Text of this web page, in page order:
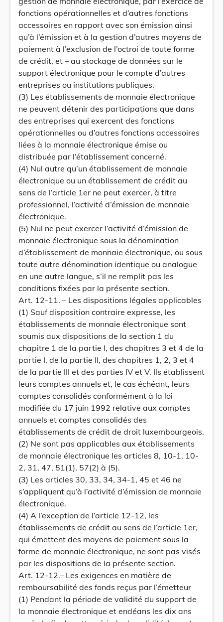
fonctions opérationnelles et d’autres fonctions
accessoires en rapport avec son émission ainsi
qu’à l’émission et à la gestion d’autres moyens de
paiement à l’exclusion de l’octroi de toute forme
de crédit, et – au stockage de données sur le
support électronique pour le compte d’autres
entreprises ou institutions publiques.
(3) Les établissements de monnaie électronique
ne peuvent détenir des participations que dans
des entreprises qui exercent des fonctions
opérationnelles ou d’autres fonctions accessoires
liées à la monnaie électronique émise ou
distribuée par l’établissement concerné.
(4) Nul autre qu’un établissement de monnaie
électronique ou un établissement de crédit au
sens de l’article 1er ne peut exercer, à titre
professionnel, l’activité d’émission de monnaie
électronique.
(5) Nul ne peut exercer l’activité d’émission de
monnaie électronique sous la dénomination
d’établissement de monnaie électronique, ou sous
toute autre dénomination identique ou analogue
en une autre langue, s’il ne remplit pas les
conditions fixées par la présente section.
Art. 12-11. – Les dispositions légales applicables
(1) Sauf disposition contraire expresse, les
établissements de monnaie électronique sont
soumis aux dispositions de la section 1 du
chapitre 1 de la partie I, des chapitres 3 et 4 de la
partie I, de la partie II, des chapitres 1, 2, 3 et 4
de la partie III et des parties IV et V. Ils établissent
leurs comptes annuels et, le cas échéant, leurs
comptes consolidés conformément à la loi
modifiée du 17 juin 1992 relative aux comptes
annuels et comptes consolidés des
établissements de crédit de droit luxembourgeois.
(2) Ne sont pas applicables aux établissements
de monnaie électronique les articles 8, 10-1, 10-
2, 31, 47, 51(1), 57(2) à (5).
(3) Les articles 30, 33, 34, 34-1, 45 et 46 ne
s’appliquent qu’à l’activité d’émission de monnaie
électronique.
(4) A l’exception de l’article 12-12, les
établissements de crédit au sens de l’article 1er,
qui émettent des moyens de paiement sous la
forme de monnaie électronique, ne sont pas visés
par les dispositions de la présente section.
Art. 12-12.– Les exigences en matière de
remboursabilité des fonds reçus par l’émetteur
(1) Pendant la période de validité du support de
la monnaie électronique et endéans les dix ans